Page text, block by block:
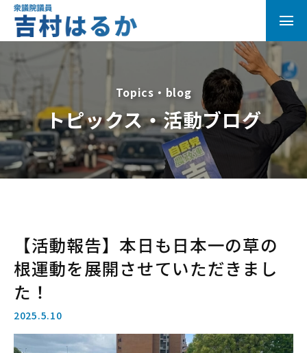
Topics・blog
トピックス・活動ブログ
【活動報告】本日も日本一の草の
根運動を展開させていただきまし
た！
2025.5.10